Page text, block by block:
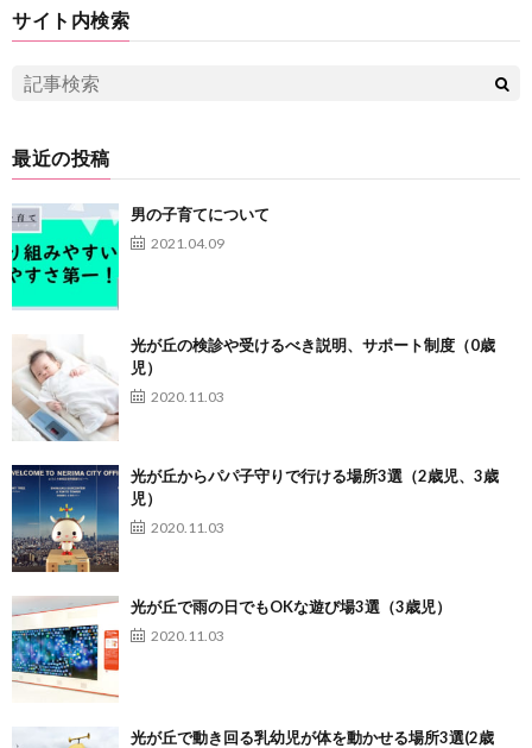
サイト内検索
最近の投稿
男の子育てについて
2021.04.09
光が丘の検診や受けるべき説明、サポート制度（0歳
児）
2020.11.03
光が丘からパパ子守りで行ける場所3選（2歳児、3歳
児）
2020.11.03
光が丘で雨の日でもOKな遊び場3選（3歳児）
2020.11.03
光が丘で動き回る乳幼児が体を動かせる場所3選(2歳